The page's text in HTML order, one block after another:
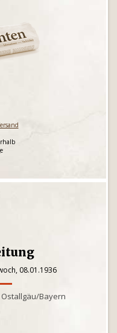
08.01.1936
Bayern